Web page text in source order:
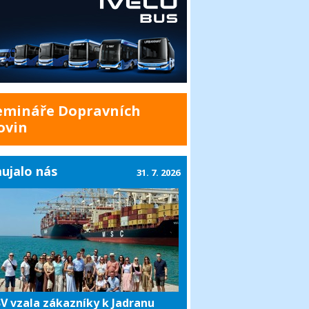
Dopravních
nás
vzala zákazníky k Jadranu
31. 7. 2026